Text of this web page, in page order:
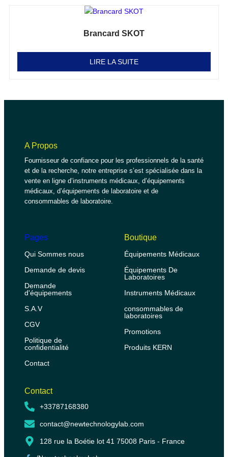
Brancard SKOT
LIRE LA SUITE
A Propos
Fournisseur de confiance pour les professionnels de la santé
et de la recherche, notre entreprise s’est spécialisée dans la
vente en ligne d’instruments médicaux, d’équipements
médicaux, d’équipements de laboratoire et de
consommables de laboratoire.
Pages
Qui Sommes nous
Demande de devis
Demande
d'équipements
S.A.V
CGV
Politique de
confidentialité
Contact
Boutique
Équipements Médicaux
Équipements De
Laboratoires
Instruments Médicaux
consommables de
laboratoires
Promotions
Produits KERN
Contact
+33787168380
contact@newtechnologylab.com
128 rue la Boétie lot 41 75008 Paris - France